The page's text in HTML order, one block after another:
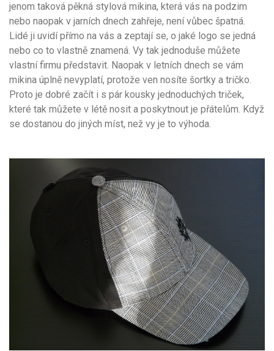
jenom taková pěkná stylová mikina, která vás na podzim
nebo naopak v jarních dnech zahřeje, není vůbec špatná.
Lidé ji uvidí přímo na vás a zeptají se, o jaké logo se jedná
nebo co to vlastně znamená. Vy tak jednoduše můžete
vlastní firmu představit. Naopak v letních dnech se vám
mikina úplně nevyplatí, protože ven nosíte šortky a tričko.
Proto je dobré začít i s pár kousky jednoduchých triček,
které tak můžete v létě nosit a poskytnout je přátelům. Když
se dostanou do jiných míst, než vy je to výhoda.